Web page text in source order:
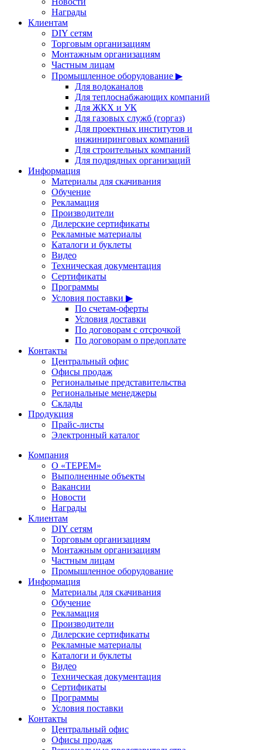
Награды
Клиентам
DIY сетям
Торговым организациям
Монтажным организациям
Частным лицам
Промышленное оборудование ▶
Для водоканалов
Для теплоснабжающих компаний
Для ЖКХ и УК
Для газовых служб (горгаз)
Для проектных институтов и
инжиниринговых компаний
Для строительных компаний
Для подрядных организаций
Информация
Материалы для скачивания
Обучение
Рекламация
Производители
Дилерские сертификаты
Рекламные материалы
Каталоги и буклеты
Видео
Техническая документация
Сертификаты
Программы
Условия поставки ▶
По счетам-оферты
Условия доставки
По договорам с отсрочкой
По договорам о предоплате
Контакты
Центральный офис
Офисы продаж
Региональные представительства
Региональные менеджеры
Склады
Продукция
Прайс-листы
Электронный каталог
Компания
О «ТЕРЕМ»
Выполненные объекты
Вакансии
Новости
Награды
Клиентам
DIY сетям
Торговым организациям
Монтажным организациям
Частным лицам
Промышленное оборудование
Информация
Материалы для скачивания
Обучение
Рекламация
Производители
Дилерские сертификаты
Рекламные материалы
Каталоги и буклеты
Видео
Техническая документация
Сертификаты
Программы
Условия поставки
Контакты
Центральный офис
Офисы продаж